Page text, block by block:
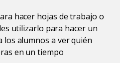
hacer hojas de trabajo o
utilizarlo para hacer un
los alumnos a ver quién
en un tiempo